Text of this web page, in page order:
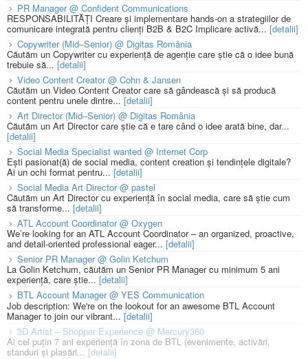
PR Manager @ Confident Communications
RESPONSABILITĂȚI Creare și implementare hands-on a strategiilor de
comunicare integrată pentru clienți B2B & B2C Implicare activă... [detalii]
Copywriter (Mid–Senior) @ Digitas România
Căutăm un Copywriter cu experiență de agenție care știe că o idee bună
trebuie să... [detalii]
Video Content Creator @ Cohn & Jansen
Căutăm un Video Content Creator care să gândească și să producă
content pentru unele dintre... [detalii]
Art Director (Mid–Senior) @ Digitas România
Căutăm un Art Director care știe că e tare când o idee arată bine, dar...
[detalii]
Social Media Specialist wanted @ Internet Corp
Ești pasionat(ă) de social media, content creation și tendințele digitale?
Ai un ochi format pentru... [detalii]
Social Media Art Director @ pastel
Căutăm un Art Director cu experiență în social media, care să știe cum
să transforme... [detalii]
ATL Account Coordinator @ Oxygen
We’re looking for an ATL Account Coordinator – an organized, proactive,
and detail-oriented professional eager... [detalii]
Senior PR Manager @ Golin Ketchum
La Golin Ketchum, căutăm un Senior PR Manager cu minimum 5 ani
experiență, care știe... [detalii]
BTL Account Manager @ YES Communication
Job description: We're on the lookout for an awesome BTL Account
Manager to join our vibrant... [detalii]
3D Artist – Shopper Experience @ Mercury360
Ai cel puțin 7 ani experiență în zona de BTL (evenimente, activări,
standuri și plasări...[detalii]